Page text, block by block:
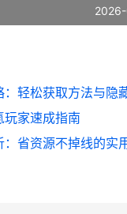
玩家速成指南